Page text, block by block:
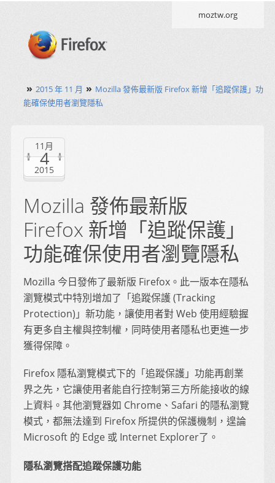
moztw.org
» 2015 年 11 月 » Mozilla 發佈最新版 Firefox 新增「追蹤保護」功
能確保使用者瀏覽隱私
11月
4
2015
Mozilla 發佈最新版
Firefox 新增「追蹤保護」
功能確保使用者瀏覽隱私
Mozilla 今日發佈了最新版 Firefox。此一版本在隱私
瀏覽模式中特別增加了「追蹤保護 (Tracking
Protection)」新功能，讓使用者對 Web 使用經驗握
有更多自主權與控制權，同時使用者隱私也更進一步
獲得保障。
Firefox 隱私瀏覽模式下的「追蹤保護」功能再創業
界之先，它讓使用者能自行控制第三方所能接收的線
上資料。其他瀏覽器如 Chrome、Safari 的隱私瀏覽
模式，都無法達到 Firefox 所提供的保護機制，遑論
Microsoft 的 Edge 或 Internet Explorer了。
隱私瀏覽搭配追蹤保護功能